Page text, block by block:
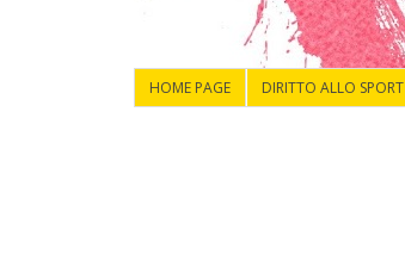
HOME PAGE DIRITTO ALLO SPORT